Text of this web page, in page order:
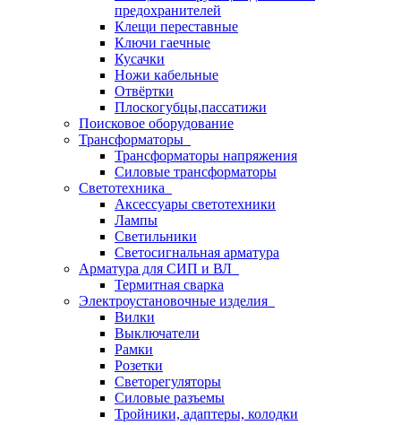
предохранителей
Клещи переставные
Ключи гаечные
Кусачки
Ножи кабельные
Отвёртки
Плоскогубцы,пассатижи
Поисковое оборудование
Трансформаторы
Трансформаторы напряжения
Силовые трансформаторы
Светотехника
Аксессуары светотехники
Лампы
Светильники
Светосигнальная арматура
Арматура для СИП и ВЛ
Термитная сварка
Электроустановочные изделия
Вилки
Выключатели
Рамки
Розетки
Светорегуляторы
Силовые разъемы
Тройники, адаптеры, колодки